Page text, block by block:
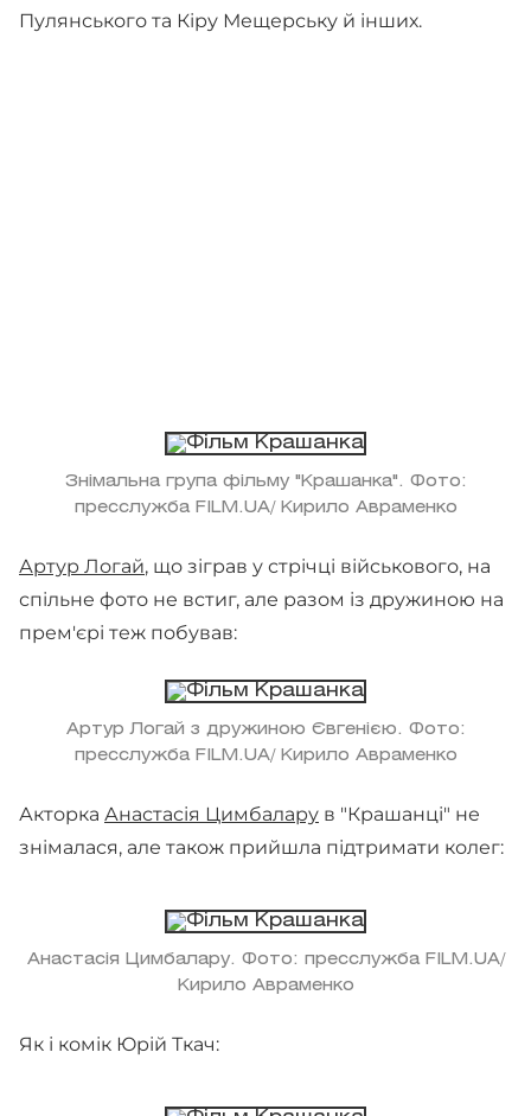
Пулянського та Кіру Мещерську й інших.
Знімальна група фільму "Крашанка". Фото:
пресслужба FILM.UA/ Кирило Авраменко
Артур Логай, що зіграв у стрічці військового, на
спільне фото не встиг, але разом із дружиною на
прем'єрі теж побував:
Артур Логай з дружиною Євгенією. Фото:
пресслужба FILM.UA/ Кирило Авраменко
Акторка Анастасія Цимбалару в "Крашанці" не
знімалася, але також прийшла підтримати колег:
Анастасія Цимбалару. Фото: пресслужба FILM.UA/
Кирило Авраменко
Як і комік Юрій Ткач: